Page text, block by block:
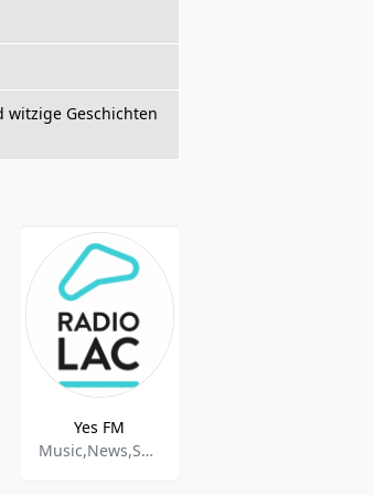
Geschichten
Yes FM
Music,News,Sports